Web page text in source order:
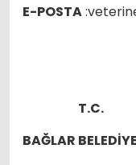
E-POSTA
T.C.
BAĞLAR